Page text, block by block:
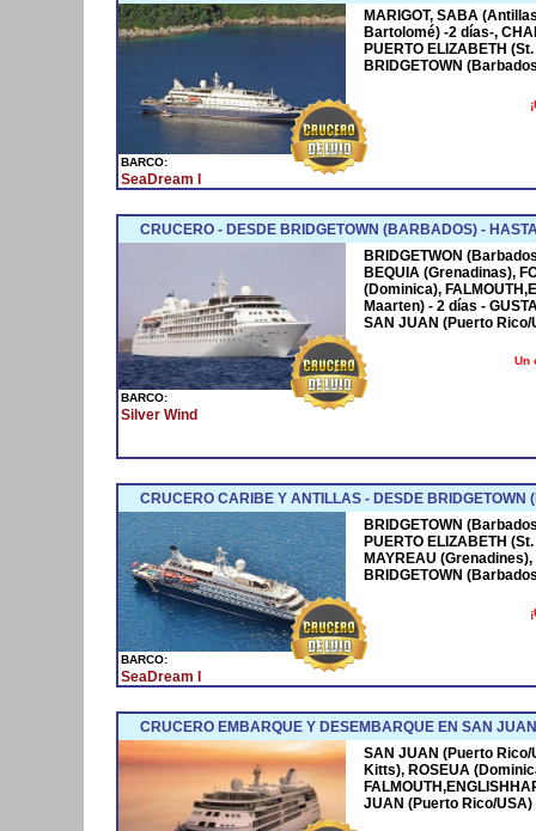
BARCO:
SeaDream I
MARIGOT, SABA
Bartolomé) -2 días-,
PUERTO ELIZABETH
BRIDGETOWN
CRUCERO - DESDE BRIDGETOWN (BARBADOS) -
BARCO:
Silver Wind
BRIDGETWON
BEQUIA (Grenadinas),
(Dominica),
Maarten) - 2 días -
SAN JUAN (Puerto Rico/
Un
CRUCERO CARIBE Y ANTILLAS - DESDE BRIDGETOWN
BARCO:
SeaDream I
BRIDGETOWN
PUERTO ELIZABETH
MAYREAU
BRIDGETOWN
CRUCERO EMBARQUE Y DESEMBARQUE EN SAN
SAN JUAN (Puerto Rico/
Kitts), ROSEUA
JUAN (Puerto Rico/USA)